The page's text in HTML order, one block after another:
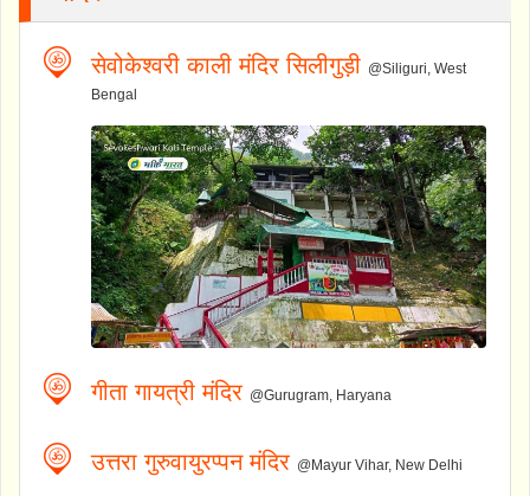
सेवोकेश्वरी काली मंदिर सिलीगुड़ी @Siliguri, West
Bengal
गीता गायत्री मंदिर @Gurugram, Haryana
उत्तरा गुरुवायुरप्पन मंदिर @Mayur Vihar, New Delhi